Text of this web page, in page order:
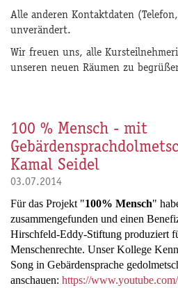
Alle anderen Kontaktdaten
unverändert.
Wir freuen uns, alle
unseren neuen Räumen zu
100 % Mensch - mit
Kamal Seidel
03.07.2014
Für das Projekt "100% Mensch"
zusammengefunden und einen
Hirschfeld-Eddy-Stiftung produziert
Menschenrechte. Unser Kollege
Song in Gebärdensprache
anschauen: https://